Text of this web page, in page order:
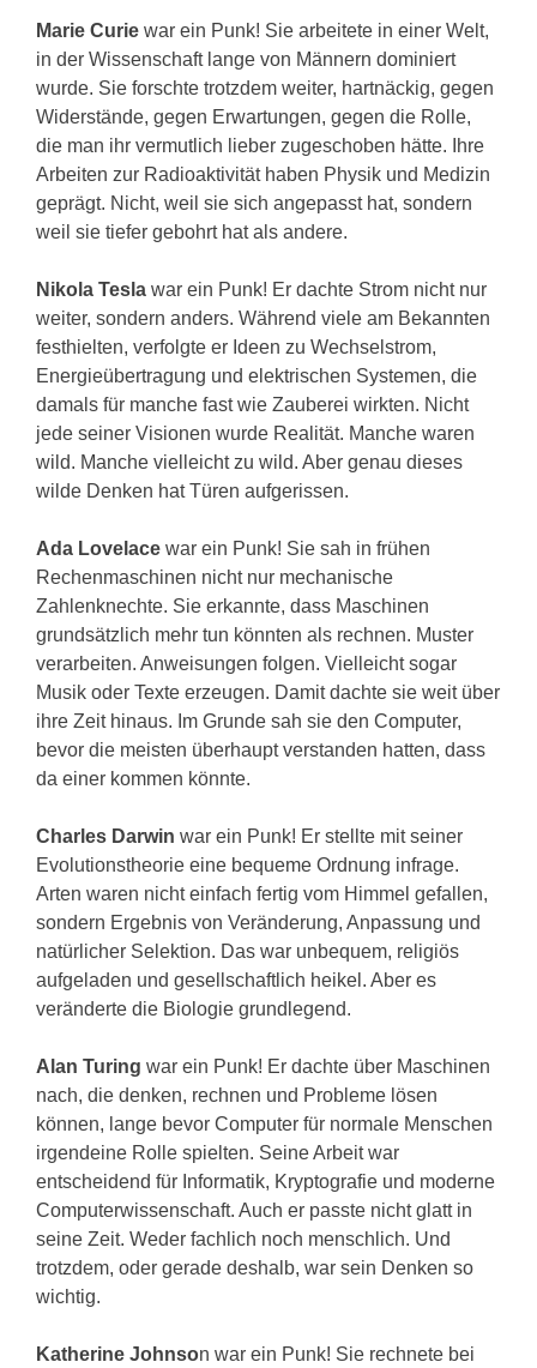
Marie Curie war ein Punk! Sie arbeitete in einer Welt,
in der Wissenschaft lange von Männern dominiert
wurde. Sie forschte trotzdem weiter, hartnäckig, gegen
Widerstände, gegen Erwartungen, gegen die Rolle,
die man ihr vermutlich lieber zugeschoben hätte. Ihre
Arbeiten zur Radioaktivität haben Physik und Medizin
geprägt. Nicht, weil sie sich angepasst hat, sondern
weil sie tiefer gebohrt hat als andere.
Nikola Tesla war ein Punk! Er dachte Strom nicht nur
weiter, sondern anders. Während viele am Bekannten
festhielten, verfolgte er Ideen zu Wechselstrom,
Energieübertragung und elektrischen Systemen, die
damals für manche fast wie Zauberei wirkten. Nicht
jede seiner Visionen wurde Realität. Manche waren
wild. Manche vielleicht zu wild. Aber genau dieses
wilde Denken hat Türen aufgerissen.
Ada Lovelace war ein Punk! Sie sah in frühen
Rechenmaschinen nicht nur mechanische
Zahlenknechte. Sie erkannte, dass Maschinen
grundsätzlich mehr tun könnten als rechnen. Muster
verarbeiten. Anweisungen folgen. Vielleicht sogar
Musik oder Texte erzeugen. Damit dachte sie weit über
ihre Zeit hinaus. Im Grunde sah sie den Computer,
bevor die meisten überhaupt verstanden hatten, dass
da einer kommen könnte.
Charles Darwin war ein Punk! Er stellte mit seiner
Evolutionstheorie eine bequeme Ordnung infrage.
Arten waren nicht einfach fertig vom Himmel gefallen,
sondern Ergebnis von Veränderung, Anpassung und
natürlicher Selektion. Das war unbequem, religiös
aufgeladen und gesellschaftlich heikel. Aber es
veränderte die Biologie grundlegend.
Alan Turing war ein Punk! Er dachte über Maschinen
nach, die denken, rechnen und Probleme lösen
können, lange bevor Computer für normale Menschen
irgendeine Rolle spielten. Seine Arbeit war
entscheidend für Informatik, Kryptografie und moderne
Computerwissenschaft. Auch er passte nicht glatt in
seine Zeit. Weder fachlich noch menschlich. Und
trotzdem, oder gerade deshalb, war sein Denken so
wichtig.
Katherine Johnson war ein Punk! Sie rechnete bei